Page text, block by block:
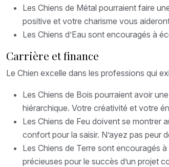
Les Chiens de Métal pourraient faire
positive et votre charisme vous
Les Chiens d’Eau sont encouragés à
Carrière et finance
Le Chien excelle dans les professions qui
Les Chiens de Bois pourraient avoir
hiérarchique. Votre créativité et votre
Les Chiens de Feu doivent se montrer
confort pour la saisir. N’ayez pas peur
Les Chiens de Terre sont encouragés
précieuses pour le succès d’un projet